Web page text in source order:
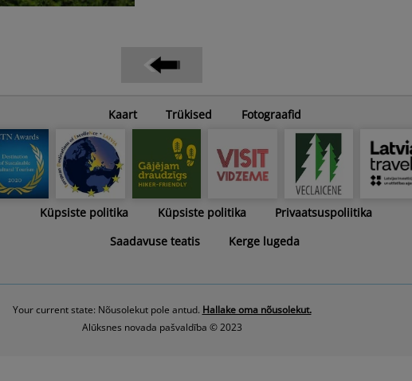
Kaart Trükised Fotograafid
Küpsiste politika Küpsiste politika
Privaatsuspoliitika
Saadavuse teatis
Kerge lugeda
Your current state: Nõusolekut pole antud. Hallake oma nõusolekut.
Alūksnes novada pašvaldība © 2023